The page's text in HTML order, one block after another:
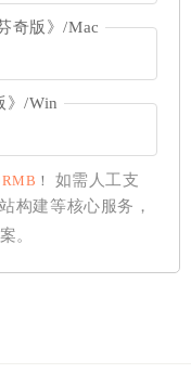
奇版》/Mac
》/Win
！ 如需人工支
构建等核心服务，
。